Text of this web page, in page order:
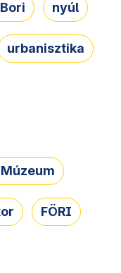
nyúl
urbanisztika
FÖRI